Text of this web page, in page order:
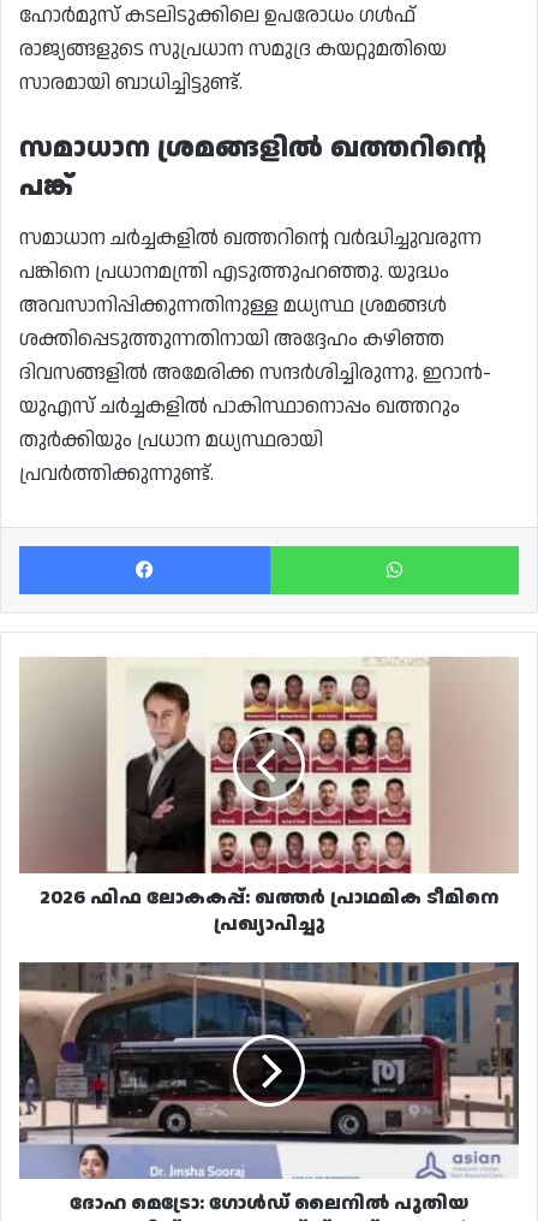
ഹോർമുസ് കടലിടുക്കിലെ ഉപരോധം ഗൾഫ്
രാജ്യങ്ങളുടെ സുപ്രധാന സമുദ്ര കയറ്റുമതിയെ
സാരമായി ബാധിച്ചിട്ടുണ്ട്.
സമാധാന ശ്രമങ്ങളിൽ ഖത്തറിന്റെ
പങ്ക്
സമാധാന ചർച്ചകളിൽ ഖത്തറിന്റെ വർദ്ധിച്ചുവരുന്ന
പങ്കിനെ പ്രധാനമന്ത്രി എടുത്തുപറഞ്ഞു. യുദ്ധം
അവസാനിപ്പിക്കുന്നതിനുള്ള മധ്യസ്ഥ ശ്രമങ്ങൾ
ശക്തിപ്പെടുത്തുന്നതിനായി അദ്ദേഹം കഴിഞ്ഞ
ദിവസങ്ങളിൽ അമേരിക്ക സന്ദർശിച്ചിരുന്നു. ഇറാൻ-
യുഎസ് ചർച്ചകളിൽ പാകിസ്ഥാനൊപ്പം ഖത്തറും
തുർക്കിയും പ്രധാന മധ്യസ്ഥരായി
പ്രവർത്തിക്കുന്നുണ്ട്.
Facebook
2026 ഫിഫ ലോകകപ്പ്: ഖത്തർ പ്രാഥമിക ടീമിനെ
പ്രഖ്യാപിച്ചു
മെട്രോ:
ഗോൾഡ്
ലൈനിൽ
പുതിയ
മെട്രോലിങ്ക്,
മെട്രോഎക്സ്പ്രസ്
റൂട്ടുകൾ
പ്രഖ്യാപിച്ചു
ദോഹ മെട്രോ: ഗോൾഡ് ലൈനിൽ പുതിയ